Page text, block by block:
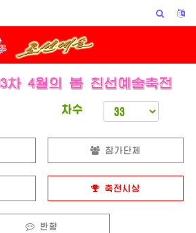
차수
참가단체
축전시상
반향